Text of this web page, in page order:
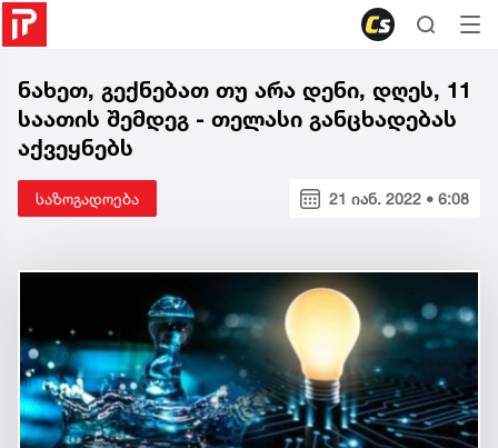
ნახეთ, გექნებათ თუ არა დენი, დღეს, 11
საათის შემდეგ - თელასი განცხადებას
აქვეყნებს
საზოგადოება 21 იან. 2022 • 6:08